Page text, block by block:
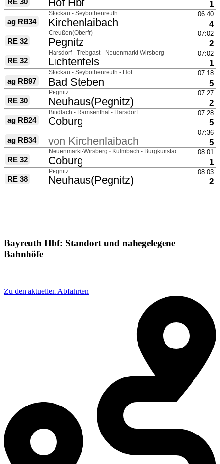
Bayreuth Hbf: Standort und nahegelegene
Bahnhöfe
Zu den aktuellen Abfahrten